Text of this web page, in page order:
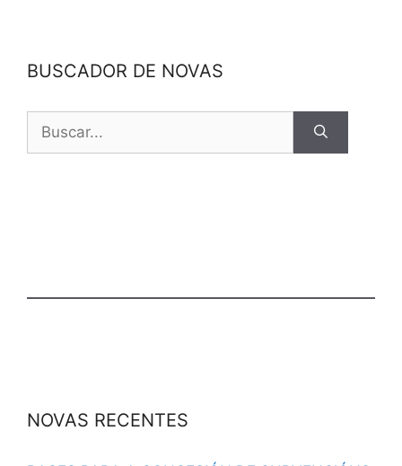
BUSCADOR DE NOVAS
NOVAS RECENTES